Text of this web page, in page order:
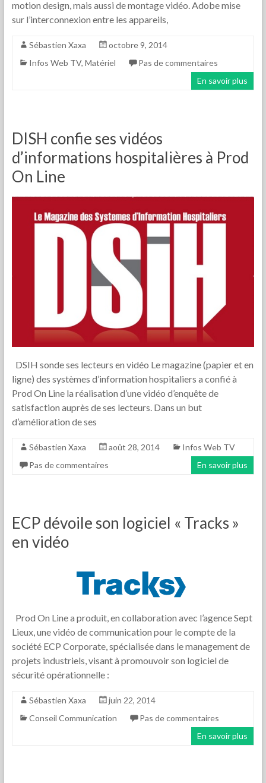
motion design, mais aussi de montage vidéo. Adobe mise
sur l’interconnexion entre les appareils,
Sébastien Xaxa
octobre 9, 2014
Infos Web TV, Matériel
Pas de commentaires
En savoir plus
DISH confie ses vidéos
d’informations hospitalières à Prod
On Line
DSIH sonde ses lecteurs en vidéo Le magazine (papier et en
ligne) des systèmes d’information hospitaliers a confié à
Prod On Line la réalisation d’une vidéo d’enquête de
satisfaction auprès de ses lecteurs. Dans un but
d’amélioration de ses
Sébastien Xaxa août 28, 2014
Infos Web TV
Pas de commentaires
En savoir plus
ECP dévoile son logiciel « Tracks »
en vidéo
Prod On Line a produit, en collaboration avec l’agence Sept
Lieux, une vidéo de communication pour le compte de la
société ECP Corporate, spécialisée dans le management de
projets industriels, visant à promouvoir son logiciel de
sécurité opérationnelle :
Sébastien Xaxa
juin 22, 2014
Conseil Communication
Pas de commentaires
En savoir plus